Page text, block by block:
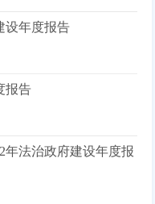
设年度报告
报告
年法治政府建设年度报